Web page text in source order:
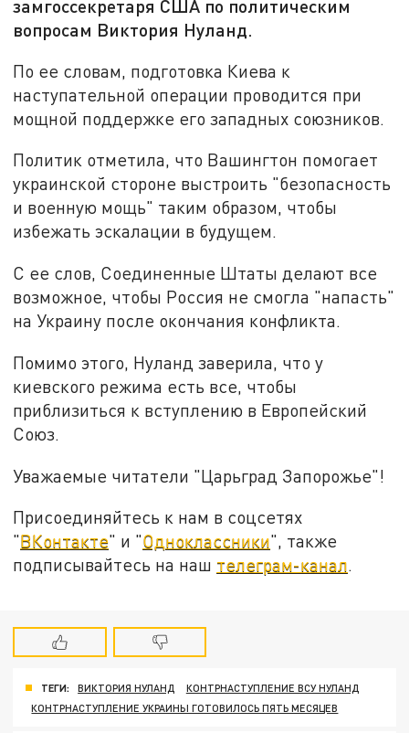
замгоссекретаря США по политическим
вопросам Виктория Нуланд.
По ее словам, подготовка Киева к
наступательной операции проводится при
мощной поддержке его западных союзников.
Политик отметила, что Вашингтон помогает
украинской стороне выстроить "безопасность
и военную мощь" таким образом, чтобы
избежать эскалации в будущем.
С ее слов, Соединенные Штаты делают все
возможное, чтобы Россия не смогла "напасть"
на Украину после окончания конфликта.
Помимо этого, Нуланд заверила, что у
киевского режима есть все, чтобы
приблизиться к вступлению в Европейский
Союз.
Уважаемые читатели "Царьград Запорожье"!
Присоединяйтесь к нам в соцсетях
"ВКонтакте" и "Одноклассники", также
подписывайтесь на наш телеграм-канал.
ТЕГИ: ВИКТОРИЯ НУЛАНД
КОНТРНАСТУПЛЕНИЕ ВСУ НУЛАНД
КОНТРНАСТУПЛЕНИЕ УКРАИНЫ ГОТОВИЛОСЬ ПЯТЬ МЕСЯЦЕВ